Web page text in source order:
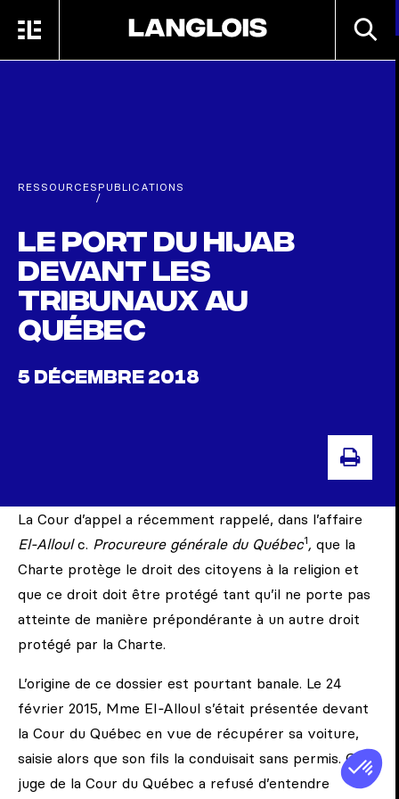
MENU
RESSOURCES
/
PUBLICATIONS
Le port du hijab
devant les
tribunaux au
Québec
5 DÉCEMBRE 2018
La Cour d’appel a récemment rappelé, dans l’affaire
El-Alloulc. Procureure générale du Québec1, que la
Charte protège le droit des citoyens à la religion et
que ce droit doit être protégé tant qu’il ne porte pas
atteinte de manière prépondérante à un autre droit
protégé par la Charte.
L’origine de ce dossier est pourtant banale. Le 24
février 2015, Mme El-Alloul s’était présentée devant
la Cour du Québec en vue de récupérer sa voiture,
saisie alors que son fils la conduisait sans permis. Or, la
juge de la Cour du Québec a refusé d’entendre